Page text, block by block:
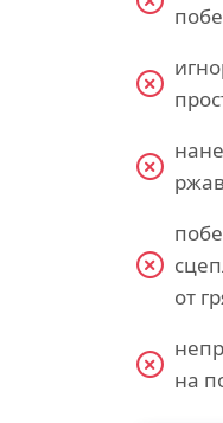
от
на